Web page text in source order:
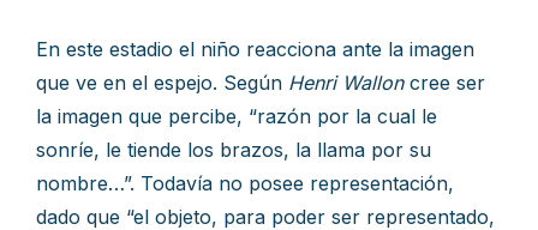
En este estadio el niño reacciona ante la imagen
que ve en el espejo. Según Henri Walloncree ser
la imagen que percibe, “razón por la cual le
sonríe, le tiende los brazos, la llama por su
nombre…”. Todavía no posee representación,
dado que “el objeto, para poder ser representado,